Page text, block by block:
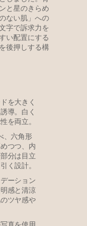
と星のきらめ
ない肌」への
字で訴求力を
い配置にする
後押しする構
を大きく
導。白く
を両立。
、六角形
つつ、内
分は目立
く設計。
ーション
感と清涼
ツヤ感や